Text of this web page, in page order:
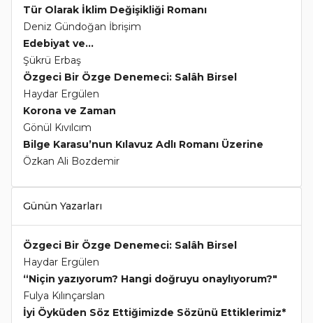
Tür Olarak İklim Değişikliği Romanı
Deniz Gündoğan İbrişim
Edebiyat ve...
Şükrü Erbaş
Özgeci Bir Özge Denemeci: Salâh Birsel
Haydar Ergülen
Korona ve Zaman
Gönül Kıvılcım
Bilge Karasu’nun Kılavuz Adlı Romanı Üzerine
Özkan Ali Bozdemir
Günün Yazarları
Özgeci Bir Özge Denemeci: Salâh Birsel
Haydar Ergülen
“Niçin yazıyorum? Hangi doğruyu onaylıyorum?"
Fulya Kılınçarslan
İyi Öyküden Söz Ettiğimizde Sözünü Ettiklerimiz*